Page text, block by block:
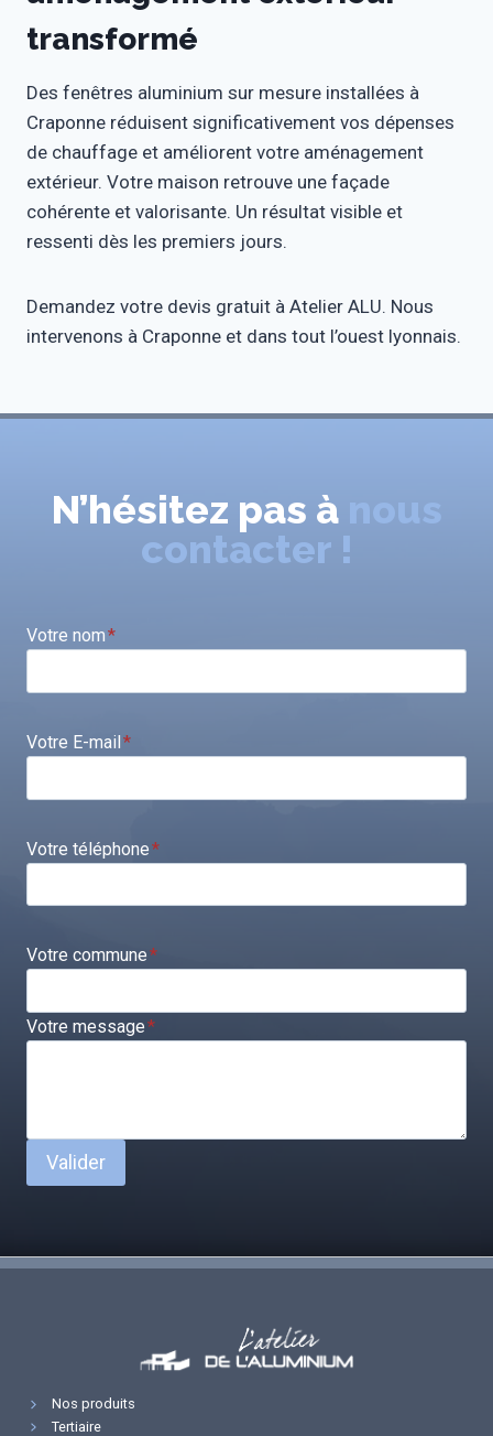
transformé
Des fenêtres aluminium sur mesure installées à
Craponne réduisent significativement vos dépenses
de chauffage et améliorent votre aménagement
extérieur. Votre maison retrouve une façade
cohérente et valorisante. Un résultat visible et
ressenti dès les premiers jours.
Demandez votre devis gratuit à Atelier ALU. Nous
intervenons à Craponne et dans tout l’ouest lyonnais.
N’hésitez pas à nous
contacter !
Votre nom*
Votre E-mail*
Votre téléphone*
Votre commune*
Votre message*
Valider
Nos produits
Tertiaire